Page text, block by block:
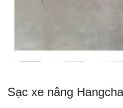
Sạc xe nâng